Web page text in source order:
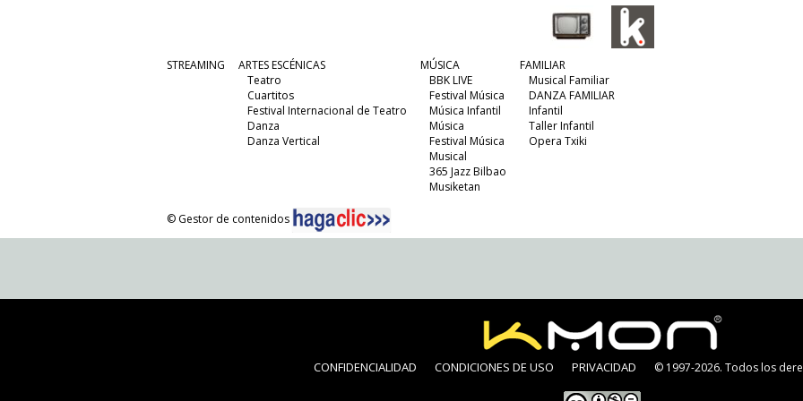
STREAMING
ARTES ESCÉNICAS
Teatro
Cuartitos
Festival Internacional de Teatro
Danza
Danza Vertical
MÚSICA
BBK LIVE
Festival Música
Música Infantil
Música
Festival Música
Musical
365 Jazz Bilbao
Musiketan
FAMILIAR
Musical Familiar
DANZA FAMILIAR
Infantil
Taller Infantil
Opera Txiki
© Gestor de contenidos
CONFIDENCIALIDAD CONDICIONES DE USO PRIVACIDAD © 1997-2026. Todos los